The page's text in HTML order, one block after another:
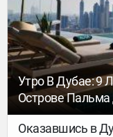
– в районе
Утро В Дубае: 9
Острове
Оказавшись в